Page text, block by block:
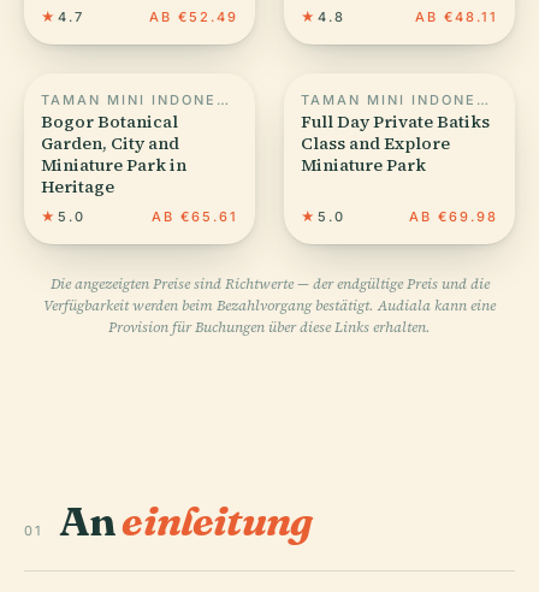
★ 4.7 AB €52.49 ★ 4.8 AB €48.11
TAMAN MINI INDONESIA INDAH
Bogor Botanical
Garden, City and
Miniature Park in
Heritage
★ 5.0 AB €65.61
TAMAN MINI INDONESIA INDAH
Full Day Private Batiks
Class and Explore
Miniature Park
★ 5.0 AB €69.98
Die angezeigten Preise sind Richtwerte — der endgültige Preis und die
Verfügbarkeit werden beim Bezahlvorgang bestätigt. Audiala kann eine
Provision für Buchungen über diese Links erhalten.
01 Aneinleitung